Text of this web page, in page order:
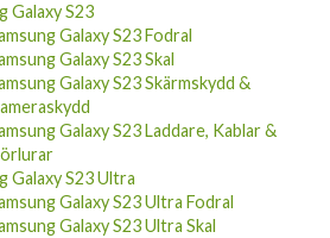
Galaxy S23 Fodral
Galaxy S23 Skal
Galaxy S23 Skärmskydd &
Galaxy S23 Laddare, Kablar &
Galaxy S23 Ultra
Galaxy S23 Ultra Fodral
Galaxy S23 Ultra Skal
Galaxy S23 Ultra Skärmskydd &